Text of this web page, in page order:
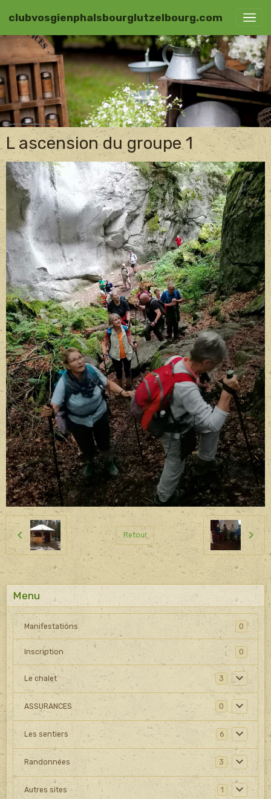
clubvosgienphalsbourglutzelbourg.com
L ascension du groupe 1
Retour
Menu
Manifestations 0
Inscription 0
Le chalet 3
ASSURANCES 0
Les sentiers 6
Randonnées 3
Autres sites 1